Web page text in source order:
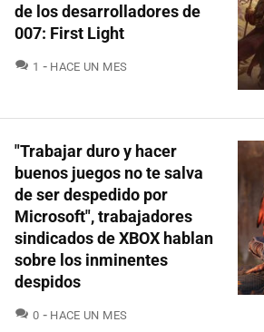
de los desarrolladores de
007: First Light
1 COMENTARIOS
HACE UN MES
"Trabajar duro y hacer
buenos juegos no te salva
de ser despedido por
Microsoft", trabajadores
sindicados de XBOX hablan
sobre los inminentes
despidos
0 COMENTARIOS
HACE UN MES